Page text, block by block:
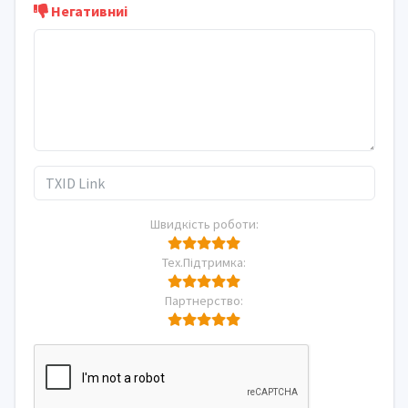
Негативниi
Швидкість роботи:
Тех.Підтримка:
Партнерство: